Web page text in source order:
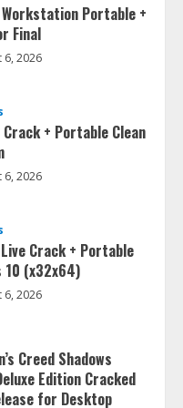
Portable +
Final
6, 2026
Crack + Portable Clean
6, 2026
Crack + Portable
10 (x32x64)
6, 2026
Creed Shadows
Edition Cracked
for Desktop